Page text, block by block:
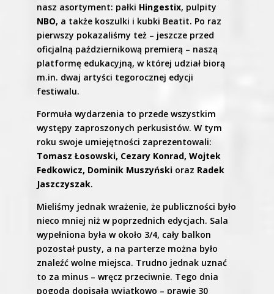
nasz asortyment: pałki Hingestix, pulpity
NBO, a także koszulki i kubki Beatit. Po raz
pierwszy pokazaliśmy też – jeszcze przed
oficjalną październikową premierą – naszą
platformę edukacyjną, w której udział biorą
m.in. dwaj artyści tegorocznej edycji
festiwalu.
Formuła wydarzenia to przede wszystkim
występy zaproszonych perkusistów. W tym
roku swoje umiejętności zaprezentowali:
Tomasz Łosowski, Cezary Konrad, Wojtek
Fedkowicz, Dominik Muszyńskioraz Radek
Jaszczyszak.
Mieliśmy jednak wrażenie, że publiczności było
nieco mniej niż w poprzednich edycjach. Sala
wypełniona była w około 3/4, cały balkon
pozostał pusty, a na parterze można było
znaleźć wolne miejsca. Trudno jednak uznać
to za minus – wręcz przeciwnie. Tego dnia
pogoda dopisała wyjątkowo – prawie 30